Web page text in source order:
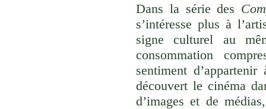
Dans la série des
s’intéresse plus à
signe culturel au
consommation
sentiment
découvert le cinéma
d’images et de